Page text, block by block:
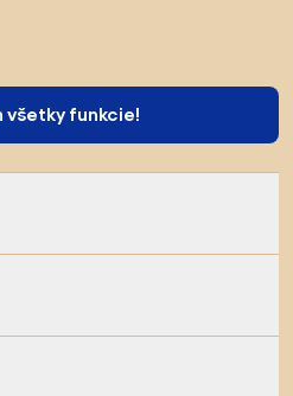
všetky funkcie!